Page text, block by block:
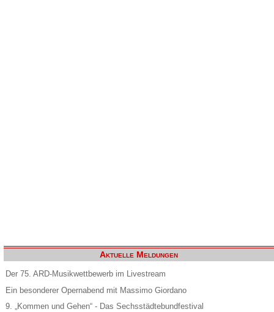
Aktuelle Meldungen
Der 75. ARD-Musikwettbewerb im Livestream
Ein besonderer Opernabend mit Massimo Giordano
9. „Kommen und Gehen“ - Das Sechsstädtebundfestival